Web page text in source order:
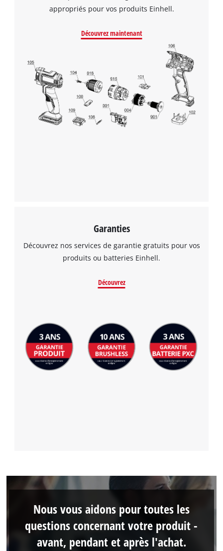
Nous avons besoin de ton accord pour
pouvoir charger Google Maps !
This content is not permitted to load due
to trackers that are not disclosed to the
visitor. The website owner needs to setup
appropriés pour vos produits Einhell.
Découvrez maintenant
Garanties
Découvrez nos services de garantie gratuits pour vos
produits ou batteries Einhell.
Découvrez
Nous vous aidons pour toutes les
questions concernant votre produit -
avant, pendant et après l'achat.